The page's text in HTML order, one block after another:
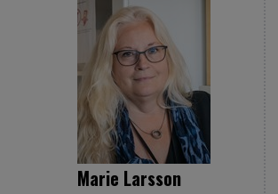
Marie Larsson